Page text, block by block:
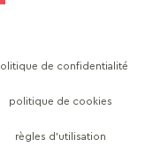
de confidentialité
politique de cookies
règles d’utilisation